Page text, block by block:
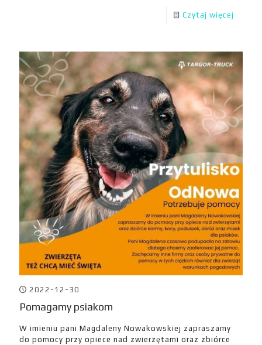
Czytaj więcej
2022-12-30
Pomagamy psiakom
W imieniu pani Magdaleny Nowakowskiej zapraszamy
do pomocy przy opiece nad zwierzętami oraz zbiórce